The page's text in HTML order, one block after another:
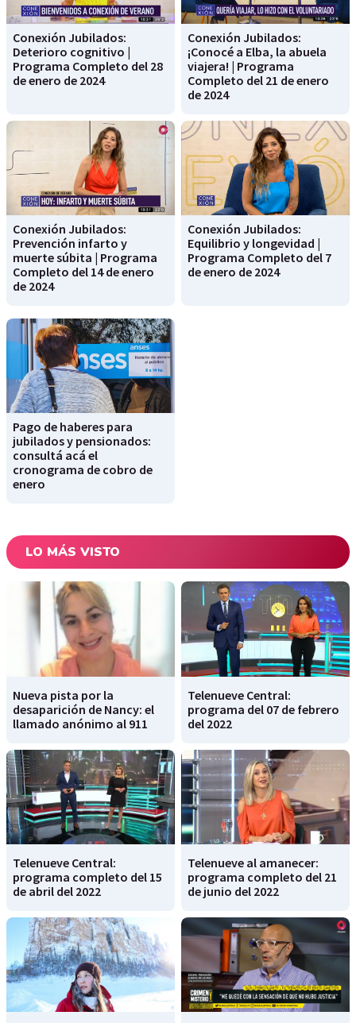
Conexión Jubilados:
Deterioro cognitivo |
Programa Completo del 28
de enero de 2024
Conexión Jubilados:
¡Conocé a Elba, la abuela
viajera! | Programa
Completo del 21 de enero
de 2024
Conexión Jubilados:
Prevención infarto y
muerte súbita | Programa
Completo del 14 de enero
de 2024
Conexión Jubilados:
Equilibrio y longevidad |
Programa Completo del 7
de enero de 2024
Pago de haberes para
jubilados y pensionados:
consultá acá el
cronograma de cobro de
enero
LO MÁS VISTO
Nueva pista por la
desaparición de Nancy: el
llamado anónimo al 911
Telenueve Central:
programa del 07 de febrero
del 2022
Telenueve Central:
programa completo del 15
de abril del 2022
Telenueve al amanecer:
programa completo del 21
de junio del 2022